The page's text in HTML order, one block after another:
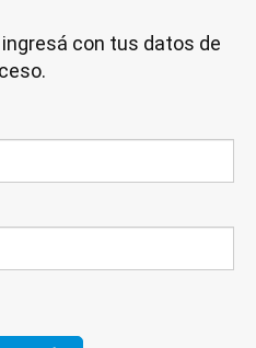
con tus datos de